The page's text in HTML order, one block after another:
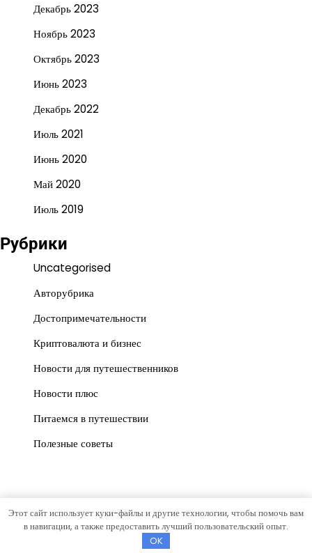
Декабрь 2023
Ноябрь 2023
Октябрь 2023
Июнь 2023
Декабрь 2022
Июль 2021
Июнь 2020
Май 2020
Июль 2019
Рубрики
Uncategorised
Авторубрика
Достопримечательности
Криптовалюта и бизнес
Новости для путешественников
Новости плюс
Питаемся в путешествии
Полезные советы
Copyright © 2026gorrospis.ruТема News Store отArtify
Этот сайт использует куки-файлы и другие технологии, чтобы помочь вам
в навигации, а также предоставить лучший пользовательский опыт.
OK